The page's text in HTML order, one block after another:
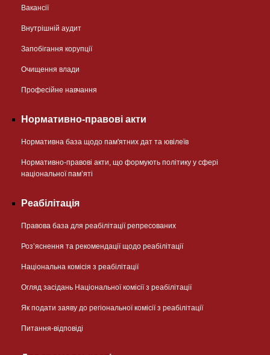
Вакансії
Внутрішній аудит
Запобігання корупції
Очищення влади
Професійне навчання
Нормативно-правові акти
Нормативна база щодо пам'ятних дат та ювілеїв
Нормативно-правові акти, що формують політику у сфері
національної памʼяті
Реабілітація
Правова база для реабілітації репресованих
Розʼяснення та рекомендації щодо реабілітації
Національна комісія з реабілітації
Огляд засідань Національної комісії з реабілітації
Як подати заяву до регіональної комісії з реабілітації
Питання-відповіді